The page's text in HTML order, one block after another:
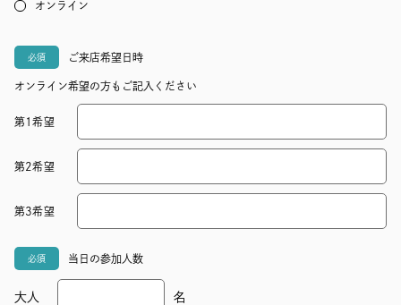
オンライン
必須 ご来店希望日時
オンライン希望の方もご記入ください
第1希望
第2希望
第3希望
必須 当日の参加人数
大人 名